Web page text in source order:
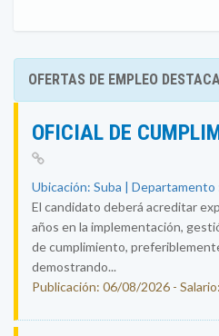
OFERTAS DE EMPLEO
OFICIAL DE
Ubicación: Suba | Departamento
El candidato deberá acreditar
años en la implementación,
de cumplimiento,
demostrando...
Publicación: 06/08/2026 -